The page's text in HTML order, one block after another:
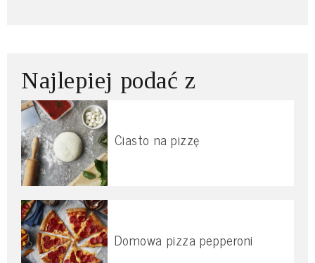
Najlepiej podać z
Ciasto na pizzę
Domowa pizza pepperoni